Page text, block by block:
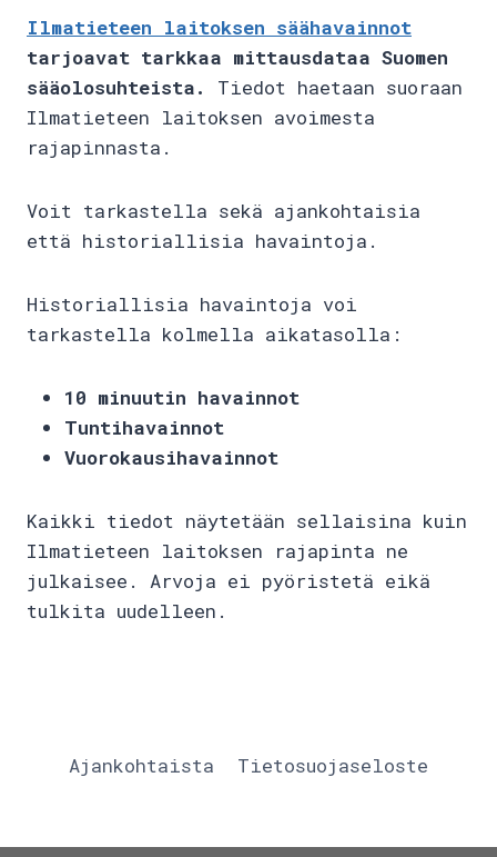
Ilmatieteen laitoksen säähavainnot
tarjoavat tarkkaa mittausdataa Suomen
sääolosuhteista.
Tiedot haetaan suoraan
Ilmatieteen laitoksen avoimesta
rajapinnasta.
Voit tarkastella sekä ajankohtaisia
että historiallisia havaintoja.
Historiallisia havaintoja voi
tarkastella kolmella aikatasolla:
10 minuutin havainnot
Tuntihavainnot
Vuorokausihavainnot
Kaikki tiedot näytetään sellaisina kuin
Ilmatieteen laitoksen rajapinta ne
julkaisee. Arvoja ei pyöristetä eikä
tulkita uudelleen.
Ajankohtaista Tietosuojaseloste